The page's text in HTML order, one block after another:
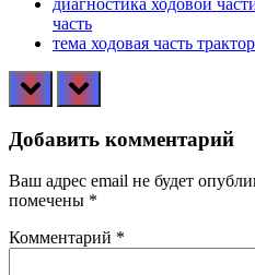
часть
тема ходовая часть
prev next
Добавить комментарий
Ваш адрес email не будет
помечены *
Комментарий *